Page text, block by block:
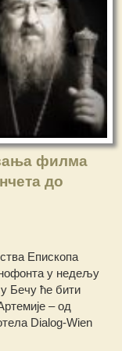
филма
до
Епископа
у недељу
Бечу ће бити
– од
Dialog-Wien